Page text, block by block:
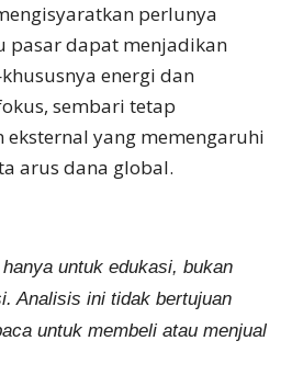
perlunya
pasar dapat menjadikan
energi dan
sembari tetap
yang memengaruhi
arus dana global.
untuk edukasi, bukan
Analisis ini tidak bertujuan
untuk membeli atau menjual